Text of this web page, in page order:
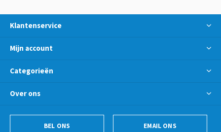
Klantenservice
Mijn account
Categorieën
Over ons
BEL ONS EMAIL ONS